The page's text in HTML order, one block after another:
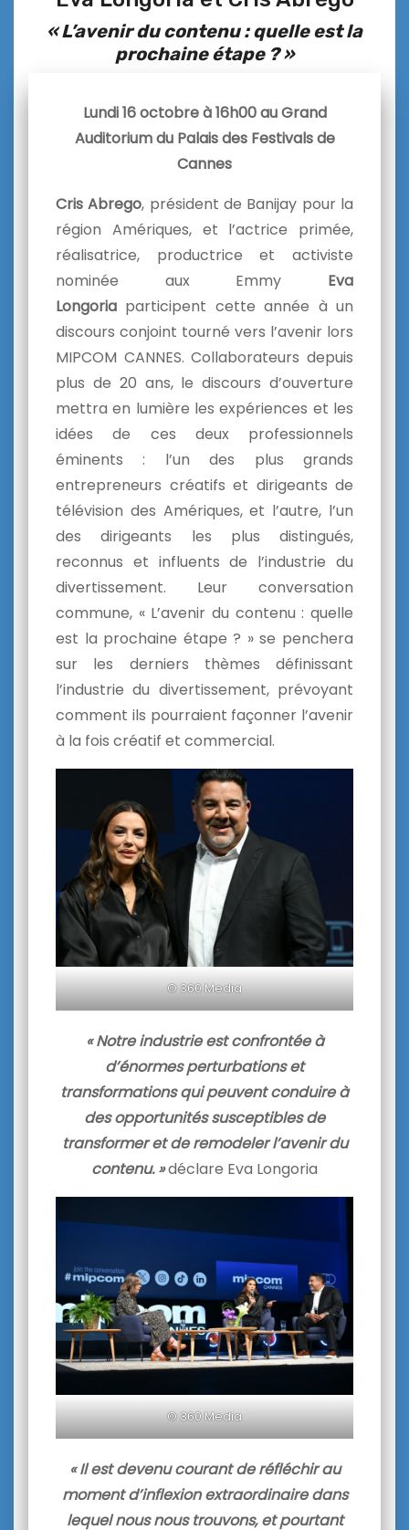
« L’avenir du contenu : quelle est la
prochaine étape ? »
Lundi 16 octobre à 16h00 au Grand
Auditorium du Palais des Festivals de
Cannes
Cris Abrego, président de Banijay pour la
région Amériques, et l’actrice primée,
réalisatrice, productrice et activiste
nominée aux Emmy Eva
Longoria participent cette année à un
discours conjoint tourné vers l’avenir lors
MIPCOM CANNES. Collaborateurs depuis
plus de 20 ans, le discours d’ouverture
mettra en lumière les expériences et les
idées de ces deux professionnels
éminents : l’un des plus grands
entrepreneurs créatifs et dirigeants de
télévision des Amériques, et l’autre, l’un
des dirigeants les plus distingués,
reconnus et influents de l’industrie du
divertissement. Leur conversation
commune, « L’avenir du contenu : quelle
est la prochaine étape ? » se penchera
sur les derniers thèmes définissant
l’industrie du divertissement, prévoyant
comment ils pourraient façonner l’avenir
à la fois créatif et commercial.
© 360 Media
« Notre industrie est confrontée à
d’énormes perturbations et
transformations qui peuvent conduire à
des opportunités susceptibles de
transformer et de remodeler l’avenir du
contenu. »déclare Eva Longoria
© 360 Media
« Il est devenu courant de réfléchir au
moment d’inflexion extraordinaire dans
lequel nous nous trouvons, et pourtant